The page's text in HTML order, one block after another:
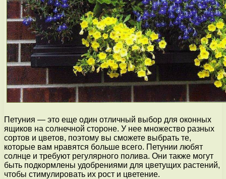
Петуния — это еще один отличный выбор для оконных
ящиков на солнечной стороне. У нее множество разных
сортов и цветов, поэтому вы сможете выбрать те,
которые вам нравятся больше всего. Петунии любят
солнце и требуют регулярного полива. Они также могут
быть подкормлены удобрениями для цветущих растений,
чтобы стимулировать их рост и цветение.